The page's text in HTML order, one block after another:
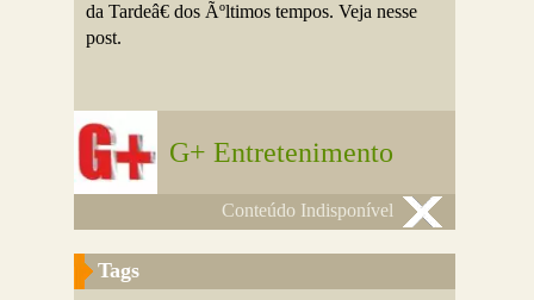
da Tardeâ€ dos Ãºltimos tempos. Veja nesse
post.
G+ Entretenimento
Conteúdo Indisponível
Tags